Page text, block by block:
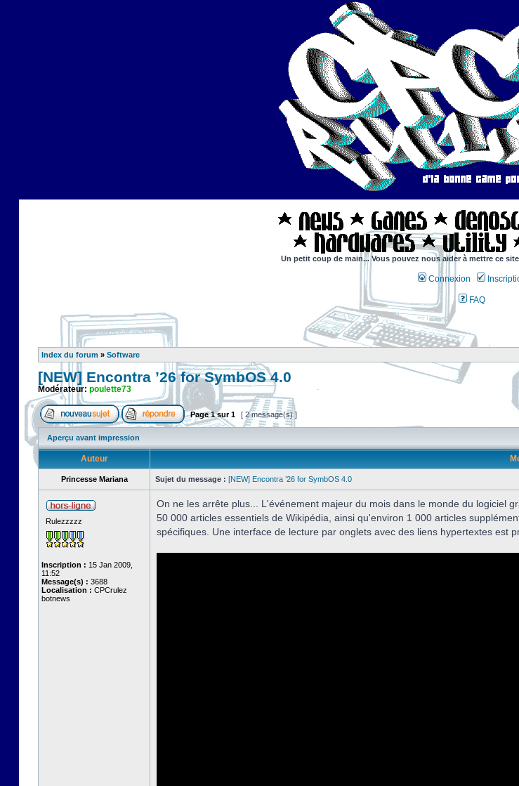
Un petit coup de main... Vous pouvez nous aider à mettre ce
Connexion
FAQ
Index du forum » Software
[NEW] Encontra ’26 for SymbOS 4.0
Modérateur: poulette73
Page1sur1 [ 2 message(s) ]
Aperçu avant impression
Auteur
Princesse Mariana Sujet du message : [NEW] Encontra ’26 for SymbOS 4.0
Rulezzzzz
Inscription : 15 Jan 2009,
11:52
Message(s) : 3688
Localisation : CPCrulez
botnews
On ne les arrête plus... L'événement majeur du mois dans le monde du logiciel
50 000 articles essentiels de Wikipédia, ainsi qu'environ 1 000 articles
spécifiques. Une interface de lecture par onglets avec des liens hypertextes est